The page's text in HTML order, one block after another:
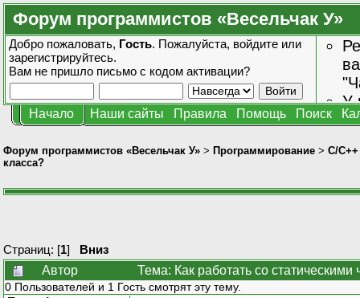
Форум программистов «Весельчак У»
Добро пожаловать, Гость. Пожалуйста, войдите или
зарегистрируйтесь.
Вам не пришло письмо с кодом активации?
У
Начало Наши сайты Правила Помощь Поиск
Форум программистов «Весельчак У» > Программирование > C/C++
класса?
Страниц: [1] Вниз
Автор
Тема: Как работать со
0 Пользователей и 1 Гость смотрят эту тему.